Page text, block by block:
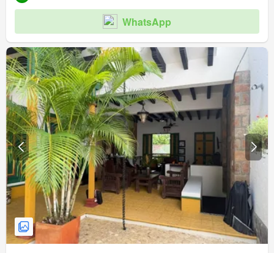
WhatsApp